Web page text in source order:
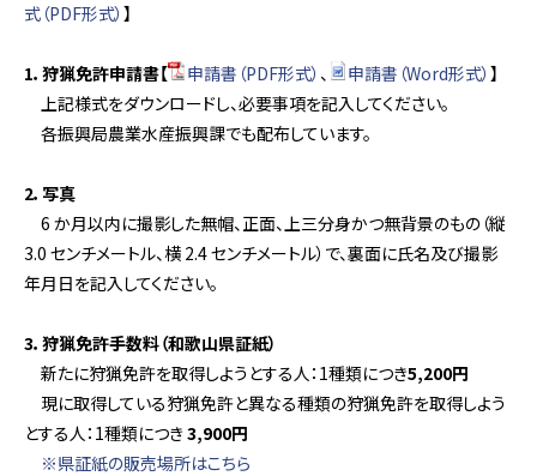
式（PDF形式） 】
1．狩猟免許申請書【 申請書（PDF形式） 、 申請書（Word形式） 】
上記様式をダウンロードし、必要事項を記入してください。
各振興局農業水産振興課でも配布しています。
2．写真
6 か月以内に撮影した無帽、正面、上三分身かつ無背景のもの（縦
3.0 センチメートル、横 2.4 センチメートル）で、裏面に氏名及び撮影
年月日を記入してください。
3．狩猟免許手数料（和歌山県証紙）
新たに狩猟免許を取得しようとする人：1種類につき5,200円
現に取得している狩猟免許と異なる種類の狩猟免許を取得しよう
とする人：1種類につき3,900円
※県証紙の販売場所はこちら